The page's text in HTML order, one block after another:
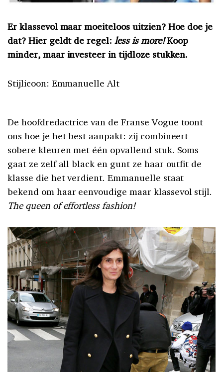
Er klassevol maar moeiteloos uitzien? Hoe doe je
dat? Hier geldt de regel:less is more!Koop
minder, maar investeer in tijdloze stukken.
Stijlicoon: Emmanuelle Alt
De hoofdredactrice van de Franse Vogue toont
ons hoe je het best aanpakt: zij combineert
sobere kleuren met één opvallend stuk. Soms
gaat ze zelf all black en gunt ze haar outfit de
klasse die het verdient. Emmanuelle staat
bekend om haar eenvoudige maar klassevol stijl.
The queen of effortless fashion!